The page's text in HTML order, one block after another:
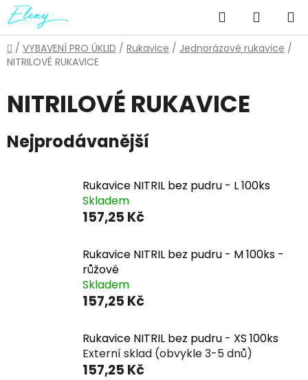
Přejít
na
obsah
Hledat
KOŠÍK
Domů
/ VYBAVENÍ PRO ÚKLID / Rukavice / Jednorázové rukavice /
NITRILOVÉ RUKAVICE
NITRILOVÉ RUKAVICE
Nejprodávanější
Rukavice NITRIL bez pudru - L 100ks
Skladem
157,25 Kč
Rukavice NITRIL bez pudru - M 100ks -
růžové
Skladem
157,25 Kč
Rukavice NITRIL bez pudru - XS 100ks
Externí sklad (obvykle 3-5 dnů)
157,25 Kč